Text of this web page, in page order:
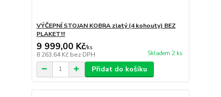
VÝČEPNÍ STOJAN KOBRA zlatý (4 kohouty) BEZ
PLAKET!!!
9 999,00 Kč/ks
8 263,64 Kč bez DPH Skladem 2 ks
Přidat do košíku